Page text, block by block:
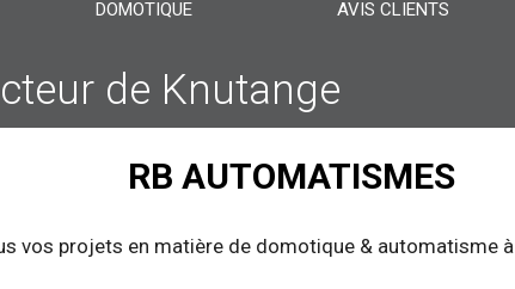
DOMOTIQUE AVIS CLIENTS
de Knutange
RB AUTOMATISMES
vos projets en matière de domotique & automatisme